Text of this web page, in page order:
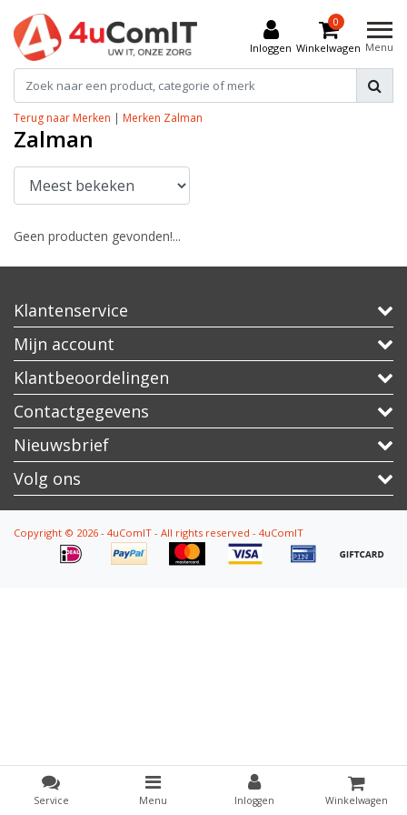
Inloggen
0
Winkelwagen Menu
Terug naar Merken | Merken Zalman
Zalman
Geen producten gevonden!...
Klantenservice
Mijn account
Klantbeoordelingen
Contactgegevens
Nieuwsbrief
Volg ons
Copyright © 2026 - 4uComIT - All rights reserved - 4uComIT
Service Menu Inloggen Winkelwagen